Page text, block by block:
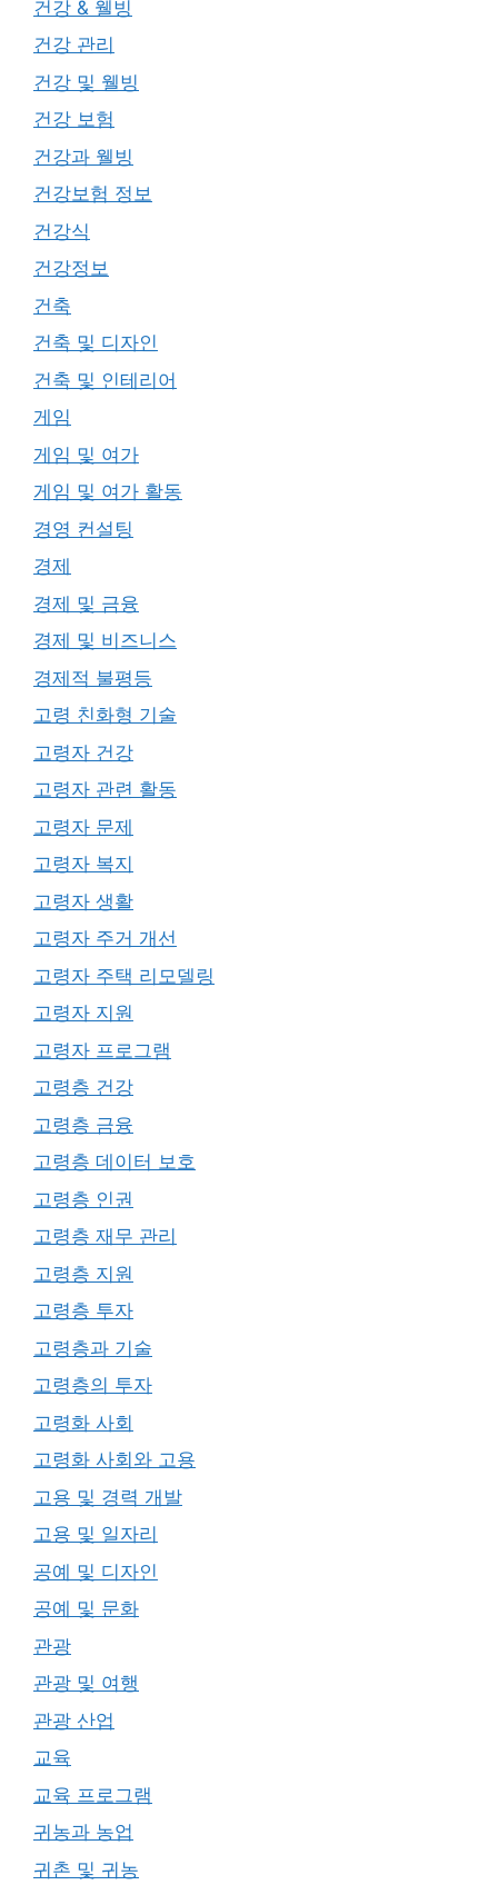
건강 & 웰빙
건강 관리
건강 및 웰빙
건강 보험
건강과 웰빙
건강보험 정보
건강식
건강정보
건축
건축 및 디자인
건축 및 인테리어
게임
게임 및 여가
게임 및 여가 활동
경영 컨설팅
경제
경제 및 금융
경제 및 비즈니스
경제적 불평등
고령 친화형 기술
고령자 건강
고령자 관련 활동
고령자 문제
고령자 복지
고령자 생활
고령자 주거 개선
고령자 주택 리모델링
고령자 지원
고령자 프로그램
고령층 건강
고령층 금융
고령층 데이터 보호
고령층 인권
고령층 재무 관리
고령층 지원
고령층 투자
고령층과 기술
고령층의 투자
고령화 사회
고령화 사회와 고용
고용 및 경력 개발
고용 및 일자리
공예 및 디자인
공예 및 문화
관광
관광 및 여행
관광 산업
교육
교육 프로그램
귀농과 농업
귀촌 및 귀농